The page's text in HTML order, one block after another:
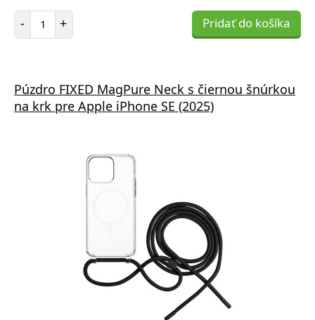
- Počet položiek
+ Pridať do košíka
Púzdro FIXED MagPure Neck s čiernou šnúrkou
na krk pre Apple iPhone SE (2025)